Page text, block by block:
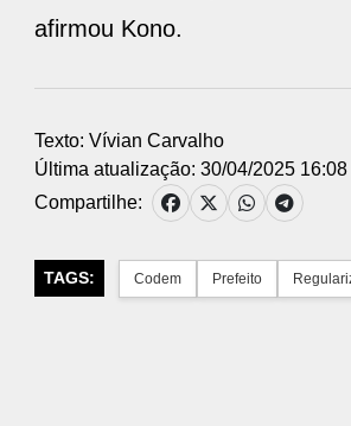
afirmou Kono.
Texto: Vívian Carvalho
Última atualização: 30/04/2025 16:08
Compartilhe:
TAGS: Codem Prefeito